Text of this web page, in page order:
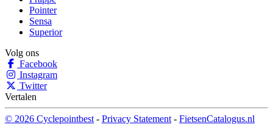
Pointer
Sensa
Superior
Volg ons
Facebook
Instagram
Twitter
Vertalen
© 2026 Cyclepointbest - Privacy Statement - FietsenCatalogus.nl